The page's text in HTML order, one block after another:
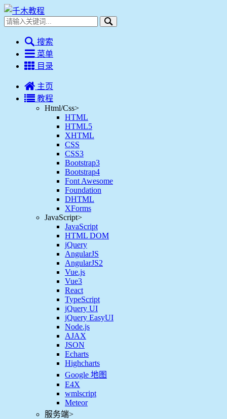
搜索
菜单
目录
主页
教程
Html/Css>
HTML
HTML5
XHTML
CSS
CSS3
Bootstrap3
Bootstrap4
Font Awesome
Foundation
DHTML
XForms
JavaScript>
JavaScript
HTML DOM
jQuery
AngularJS
AngularJS2
Vue.js
Vue3
React
TypeScript
jQuery UI
jQuery EasyUI
Node.js
AJAX
JSON
Echarts
Highcharts
Google 地图
E4X
wmlscript
Meteor
服务端>